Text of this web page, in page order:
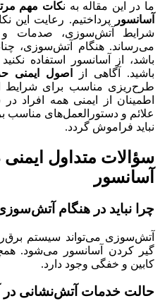
ما در این مقاله به نکات مهم
آسانسور
پرداختیم. رعایت این
شرایط آتش‌سوزی، صدمات و
می‌رساند. هنگام آتش‌سوزی،
باشد، از آسانسور استفاده
باشید. آگاهی از
اصول ایمنی
طرح‌ریزی مناسب برای شرایط
اطمینان از ایمنی همه افراد
علائم و دستورالعمل‌های مناسب
نباید فراموش گردد.
سؤالات متداول
آسانسور
چرا نباید در هنگام
آتش‌سوزی می‌تواند سیستم
گیر کردن آسانسور می‌شود.
کابین و خفگی وجود دارد.
حالت خدمات آتش‌نشانی